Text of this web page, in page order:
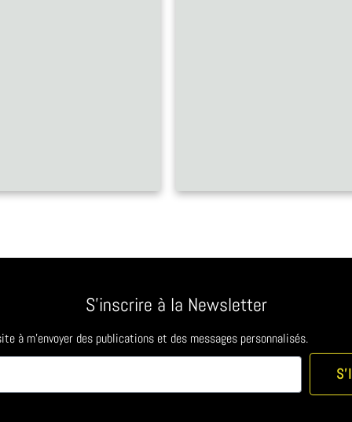
S'inscrire à la Newsletter
à m'envoyer des publications et des messages personnalisés.